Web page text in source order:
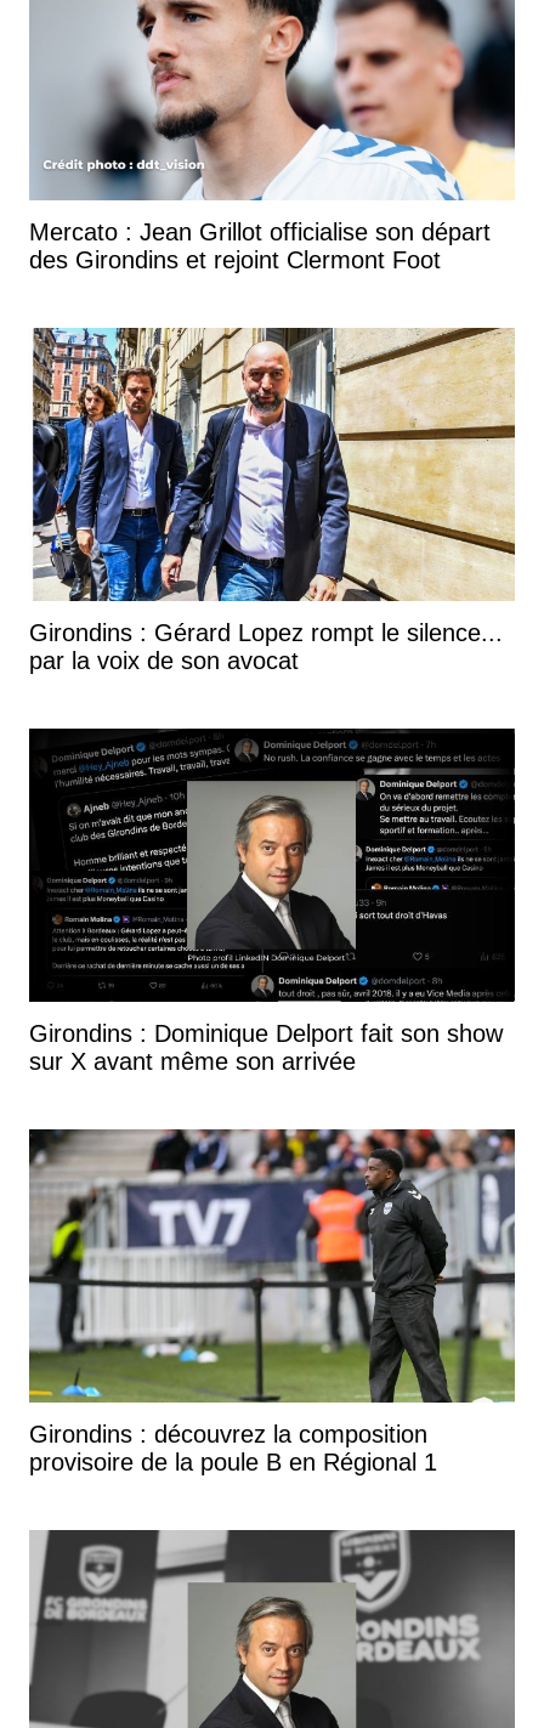
Mercato : Jean Grillot officialise son départ
des Girondins et rejoint Clermont Foot
Girondins : Gérard Lopez rompt le silence...
par la voix de son avocat
Girondins : Dominique Delport fait son show
sur X avant même son arrivée
Girondins : découvrez la composition
provisoire de la poule B en Régional 1